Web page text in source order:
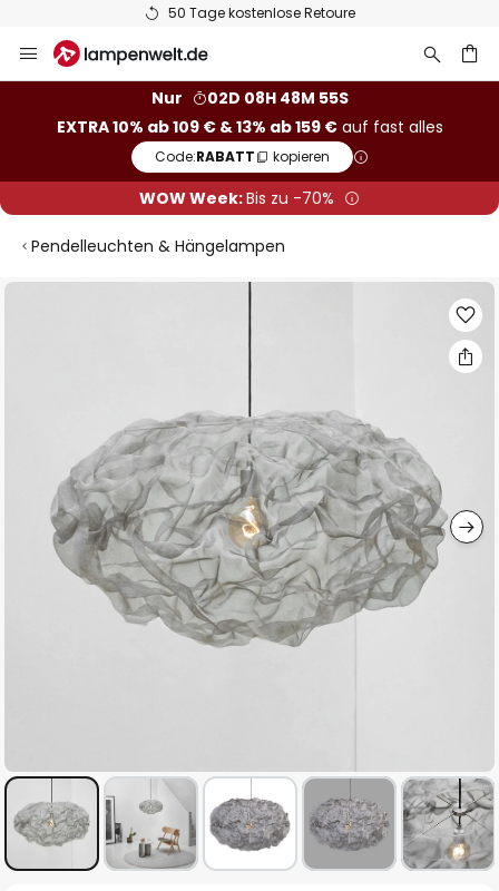
50 Tage kostenlose Retoure
Inhalt
Nur
02D 08H 48M 54S
EXTRA 10% ab 109 € & 13% ab 159 €auf fast alles
Code:RABATT kopieren
WOW Week:Bis zu -70%
Pendelleuchten & Hängelampen
Zum